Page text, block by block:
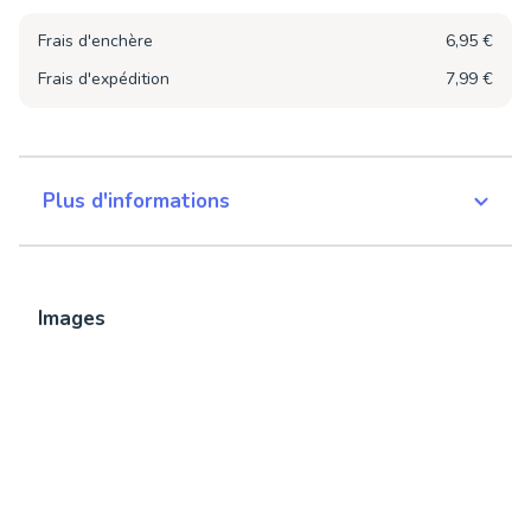
Frais d'enchère
6,95 €
Frais d'expédition
7,99 €
Plus d'informations
Images